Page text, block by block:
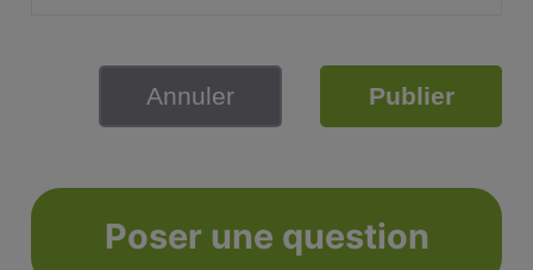
Annuler Publier
Poser une question